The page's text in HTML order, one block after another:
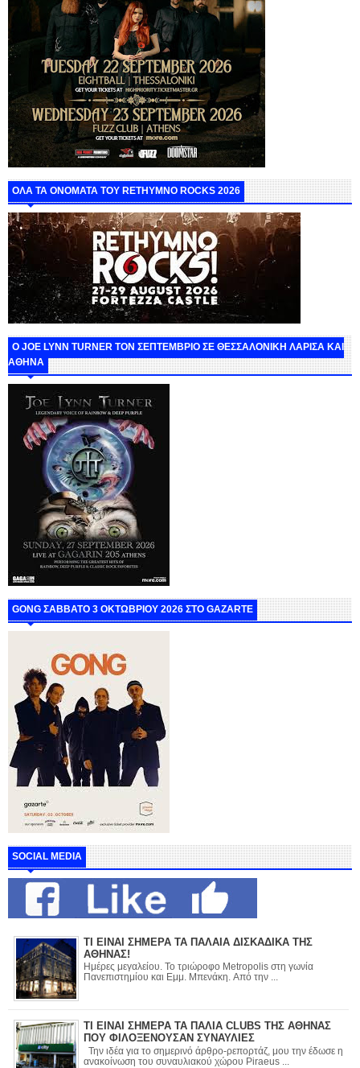
ΟΛΑ ΤΑ ΟΝΟΜΑΤΑ ΤΟΥ RETHYMNO ROCKS 2026
O JOE LYNN TURNER ΤΟΝ ΣΕΠΤΕΜΒΡΙΟ ΣΕ ΘΕΣΣΑΛΟΝΙΚΗ ΛΑΡΙΣΑ ΚΑΙ
ΑΘΗΝΑ
GONG ΣΑΒΒΑΤΟ 3 ΟΚΤΩΒΡΙΟΥ 2026 ΣΤΟ GAZARTE
SOCIAL MEDIA
ΤΙ ΕΙΝΑΙ ΣΗΜΕΡΑ ΤΑ ΠΑΛΑΙΑ ΔΙΣΚΑΔΙΚΑ ΤΗΣ
ΑΘΗΝΑΣ!
Ημέρες μεγαλείου. Το τριώροφο Metropolis στη γωνία
Πανεπιστημίου και Εμμ. Μπενάκη. Από την ...
ΤΙ ΕΙΝΑΙ ΣΗΜΕΡΑ ΤΑ ΠΑΛΙΑ CLUBS ΤΗΣ ΑΘΗΝΑΣ
ΠΟΥ ΦΙΛΟΞΕΝΟΥΣΑΝ ΣΥΝΑΥΛΙΕΣ
Την ιδέα για το σημερινό άρθρο-ρεπορτάζ, μου την έδωσε η
ανακοίνωση του συναυλιακού χώρου Piraeus ...